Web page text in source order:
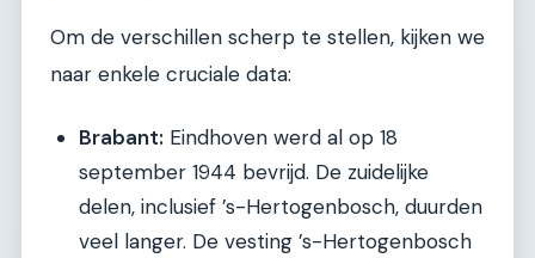
Om de verschillen scherp te stellen, kijken we
naar enkele cruciale data:
Brabant: Eindhoven werd al op 18
september 1944 bevrijd. De zuidelijke
delen, inclusief ’s-Hertogenbosch, duurden
veel langer. De vesting ’s-Hertogenbosch